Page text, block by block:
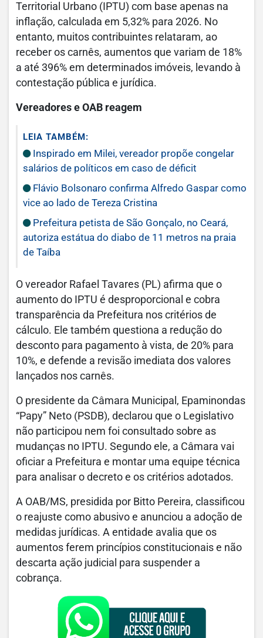
Territorial Urbano (IPTU) com base apenas na
inflação, calculada em 5,32% para 2026. No
entanto, muitos contribuintes relataram, ao
receber os carnês, aumentos que variam de 18%
a até 396% em determinados imóveis, levando à
contestação pública e jurídica.
Vereadores e OAB reagem
LEIA TAMBÉM:
Inspirado em Milei, vereador propõe congelar
salários de políticos em caso de déficit
Flávio Bolsonaro confirma Alfredo Gaspar como
vice ao lado de Tereza Cristina
Prefeitura petista de São Gonçalo, no Ceará,
autoriza estátua do diabo de 11 metros na praia
de Taíba
O vereador Rafael Tavares (PL) afirma que o
aumento do IPTU é desproporcional e cobra
transparência da Prefeitura nos critérios de
cálculo. Ele também questiona a redução do
desconto para pagamento à vista, de 20% para
10%, e defende a revisão imediata dos valores
lançados nos carnês.
O presidente da Câmara Municipal, Epaminondas
“Papy” Neto (PSDB), declarou que o Legislativo
não participou nem foi consultado sobre as
mudanças no IPTU. Segundo ele, a Câmara vai
oficiar a Prefeitura e montar uma equipe técnica
para analisar o decreto e os critérios adotados.
A OAB/MS, presidida por Bitto Pereira, classificou
o reajuste como abusivo e anunciou a adoção de
medidas jurídicas. A entidade avalia que os
aumentos ferem princípios constitucionais e não
descarta ação judicial para suspender a
cobrança.